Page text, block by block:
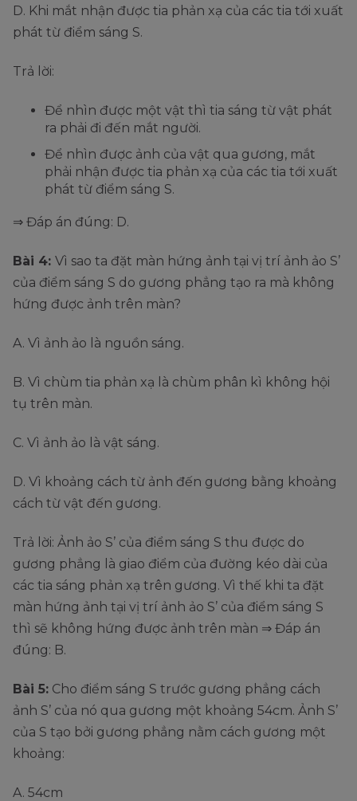
D. Khi mắt nhận được tia phản xạ của các tia tới xuất
phát từ điểm sáng S.
Trả lời:
Để nhìn được một vật thì tia sáng từ vật phát
ra phải đi đến mắt người.
Để nhìn được ảnh của vật qua gương, mắt
phải nhận được tia phản xạ của các tia tới xuất
phát từ điểm sáng S.
⇒ Đáp án đúng: D.
Bài 4: Vì sao ta đặt màn hứng ảnh tại vị trí ảnh ảo S’
của điểm sáng S do gương phẳng tạo ra mà không
hứng được ảnh trên màn?
A. Vì ảnh ảo là nguồn sáng.
B. Vì chùm tia phản xạ là chùm phân kì không hội
tụ trên màn.
C. Vì ảnh ảo là vật sáng.
D. Vì khoảng cách từ ảnh đến gương bằng khoảng
cách từ vật đến gương.
Trả lời: Ảnh ảo S’ của điểm sáng S thu được do
gương phẳng là giao điểm của đường kéo dài của
các tia sáng phản xạ trên gương. Vì thế khi ta đặt
màn hứng ảnh tại vị trí ảnh ảo S’ của điểm sáng S
thì sẽ không hứng được ảnh trên màn ⇒ Đáp án
đúng: B.
Bài 5: Cho điểm sáng S trước gương phẳng cách
ảnh S’ của nó qua gương một khoảng 54cm. Ảnh S’
của S tạo bởi gương phẳng nằm cách gương một
khoảng:
A. 54cm